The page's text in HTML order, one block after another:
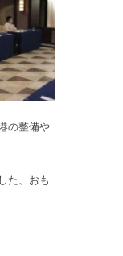
の整備や
た、おも